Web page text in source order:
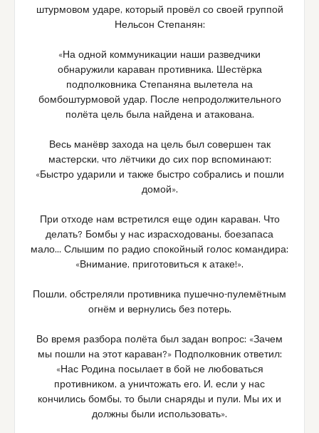
штурмовом ударе, который провёл со своей группой
Нельсон Степанян:
«На одной коммуникации наши разведчики
обнаружили караван противника. Шестёрка
подполковника Степаняна вылетела на
бомбоштурмовой удар. После непродолжительного
полёта цель была найдена и атакована.
Весь манёвр захода на цель был совершен так
мастерски, что лётчики до сих пор вспоминают:
«Быстро ударили и также быстро собрались и пошли
домой».
При отходе нам встретился еще один караван. Что
делать? Бомбы у нас израсходованы, боезапаса
мало… Слышим по радио спокойный голос командира:
«Внимание, приготовиться к атаке!».
Пошли, обстреляли противника пушечно-пулемётным
огнём и вернулись без потерь.
Во время разбора полёта был задан вопрос: «Зачем
мы пошли на этот караван?» Подполковник ответил:
«Нас Родина посылает в бой не любоваться
противником, а уничтожать его. И, если у нас
кончились бомбы, то были снаряды и пули. Мы их и
должны были использовать».